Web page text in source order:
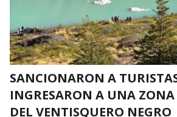
SANCIONARON A
INGRESARON A UNA
DEL VENTISQUERO NEGRO